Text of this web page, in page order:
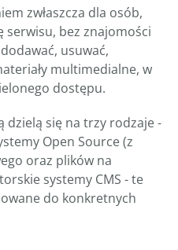
zwłaszcza dla osób,
serwisu, bez znajomości
usuwać,
multimedialne, w
dostępu.
dzielą się na trzy rodzaje -
Open Source (z
oraz plików na
systemy CMS - te
do konkretnych